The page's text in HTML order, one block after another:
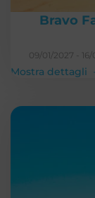
Bravo
09/01/2027 - 16/
Mostra dettagli